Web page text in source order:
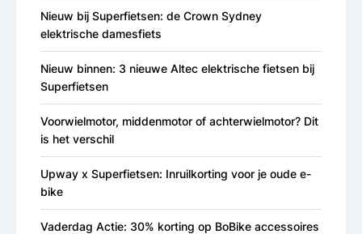
Nieuw bij Superfietsen: de Crown Sydney
elektrische damesfiets
Nieuw binnen: 3 nieuwe Altec elektrische fietsen bij
Superfietsen
Voorwielmotor, middenmotor of achterwielmotor? Dit
is het verschil
Upway x Superfietsen: Inruilkorting voor je oude e-
bike
Vaderdag Actie: 30% korting op BoBike accessoires